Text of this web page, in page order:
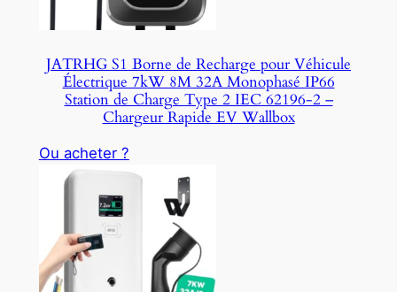
JATRHG S1 Borne de Recharge pour Véhicule
Électrique 7kW 8M 32A Monophasé IP66
Station de Charge Type 2 IEC 62196-2 –
Chargeur Rapide EV Wallbox
Ou acheter ?